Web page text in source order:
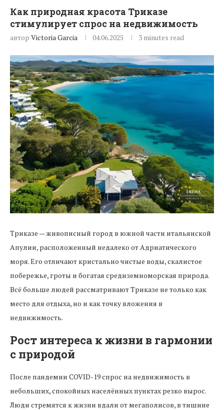
Как природная красота Триказе
стимулирует спрос на недвижимость
автор Victoria Garcia 04.06.2025 3 minutes read
Триказе — живописный город в южной части итальянской
Апулии, расположенный недалеко от Адриатического
моря. Его отличают кристально чистые воды, скалистое
побережье, гроты и богатая средиземноморская природа.
Всё больше людей рассматривают Триказе не только как
место для отдыха, но и как точку вложения в
недвижимость.
Рост интереса к жизни в гармонии
с природой
После пандемии COVID-19 спрос на недвижимость в
небольших, спокойных населённых пунктах резко вырос.
Люди стремятся к жизни вдали от мегаполисов, в тишине